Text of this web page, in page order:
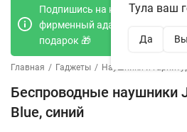
Тула ваш
Да
Подпишись на наш телеграмм
фирменный адаптер Type-C
подарок 🎁
Главная / Гаджеты / Наушники и
Беспроводные наушники
Blue, синий